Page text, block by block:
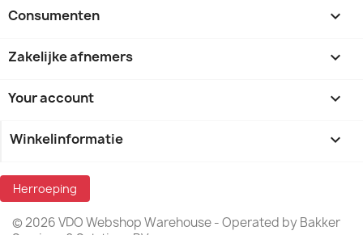
Consumenten 
Zakelijke afnemers 
Your account 
Winkelinformatie keyboard_arrow_down
Herroeping
© 2026 VDO Webshop Warehouse - Operated by Bakker